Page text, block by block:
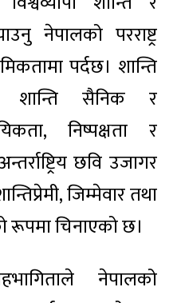
नेपालको परराष्ट्र
पर्दछ। शान्ति
शान्ति सैनिक र
निष्पक्षता र
छवि उजागर
जिम्मेवार तथा
रूपमा चिनाएको छ।
नेपालको